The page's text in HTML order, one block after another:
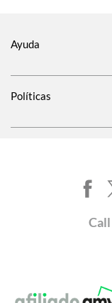
Ayuda
Políticas
Call